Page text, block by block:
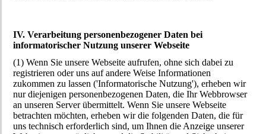
IV. Verarbeitung personenbezogener Daten bei
informatorischer Nutzung unserer Webseite
(1) Wenn Sie unsere Webseite aufrufen, ohne sich dabei zu
registrieren oder uns auf andere Weise Informationen
zukommen zu lassen ('Informatorische Nutzung'), erheben wir
nur diejenigen personenbezogenen Daten, die Ihr Webbrowser
an unseren Server übermittelt. Wenn Sie unsere Webseite
betrachten möchten, erheben wir die folgenden Daten, die für
uns technisch erforderlich sind, um Ihnen die Anzeige unserer